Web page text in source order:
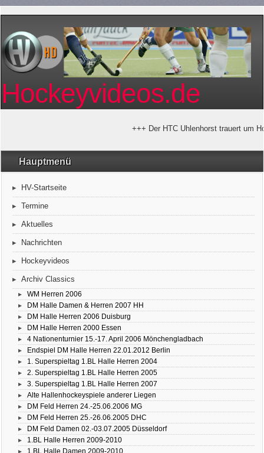
Hockeyvideos.de
+++ Der HTC Uhlenhorst trauert um
Hauptmenü
HV-Startseite
Termine
Aktuelles
Nachrichten
Hockeyvideos
Archiv Classics
WM Herren 2006
DM Halle Damen & Herren 2007 HH
DM Halle Herren 2006 Duisburg
DM Halle Herren 2000 Essen
4 Nationenturnier 15.-17. April 2006 Mönchengladbach
Endspiel DM Halle Herren 22.01.2012 Berlin
1. Superspieltag 1.BL Halle Herren 2004
2. Superspieltag 1.BL Halle Herren 2005
3. Superspieltag 1.BL Halle Herren 2007
Alte Hallenhockeyspiele anderer Liegen
DM Feld Herren 24.-25.06.2006 MG
DM Feld Herren 25.-26.06.2005 DHC
DM Feld Damen 02.-03.07.2005 Düsseldorf
1.BL Halle Herren 2009-2010
1.BL Halle Damen 2009-2010